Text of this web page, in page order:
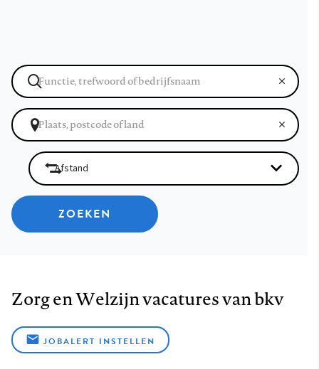
ZOEKEN
Zorg en Welzijn vacatures van bkv
JOBALERT INSTELLEN